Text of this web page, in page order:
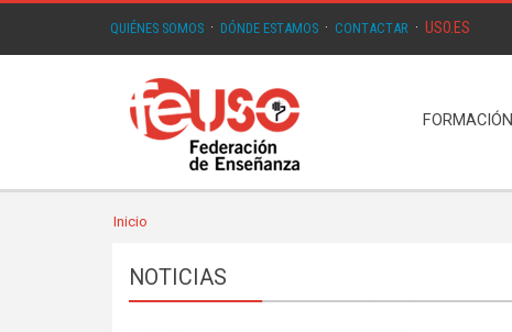
QUIÉNES SOMOS · DÓNDE ESTAMOS · CONTACTAR · USO.ES
FORMACIÓN
Inicio
NOTICIAS